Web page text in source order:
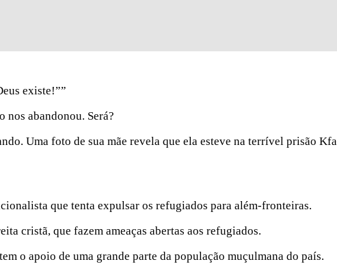
existe!””
nos abandonou. Será?
Uma foto de sua mãe revela que ela esteve na terrível prisão
que tenta expulsar os refugiados para além-fronteiras.
cristã, que fazem ameaças abertas aos refugiados.
o apoio de uma grande parte da população muçulmana do país.